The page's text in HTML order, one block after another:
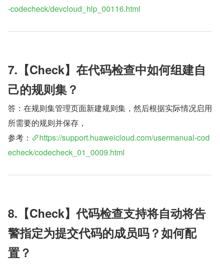
-codecheck/devcloud_hlp_00116.html
7.【Check】在代码检查中如何组建自
己的规则集？
答：在规则集管理页面新建规则集，然后根据实际情况启用
所需要的规则并保存，
参考：
https://support.huaweicloud.com/usermanual-cod
echeck/codecheck_01_0009.html
8.【Check】代码检查支持将自动将告
警指定为提交代码的成员吗？如何配
置？